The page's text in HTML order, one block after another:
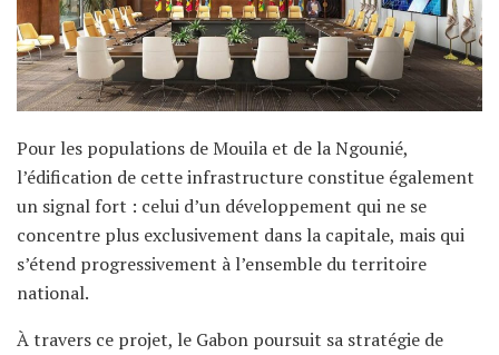
Pour les populations de Mouila et de la Ngounié,
l’édification de cette infrastructure constitue également
un signal fort : celui d’un développement qui ne se
concentre plus exclusivement dans la capitale, mais qui
s’étend progressivement à l’ensemble du territoire
national.
À travers ce projet, le Gabon poursuit sa stratégie de